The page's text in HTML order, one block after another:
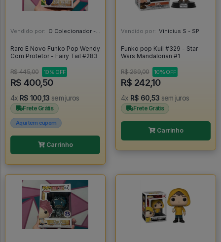
Vendido por: O Colecionador - SP
Raro E Novo Funko Pop Wendy
Com Protetor - Fairy Tail #283
R$ 445,00 10% OFF
R$ 400,50
4x R$ 100,13 sem juros
Frete Grátis
Aqui tem cupom
Carrinho
Vendido por: Vinicius S - SP
Funko pop Kuil #329 - Star
Wars Mandalorian #1
R$ 269,00 10% OFF
R$ 242,10
4x R$ 60,53 sem juros
Frete Grátis
Carrinho